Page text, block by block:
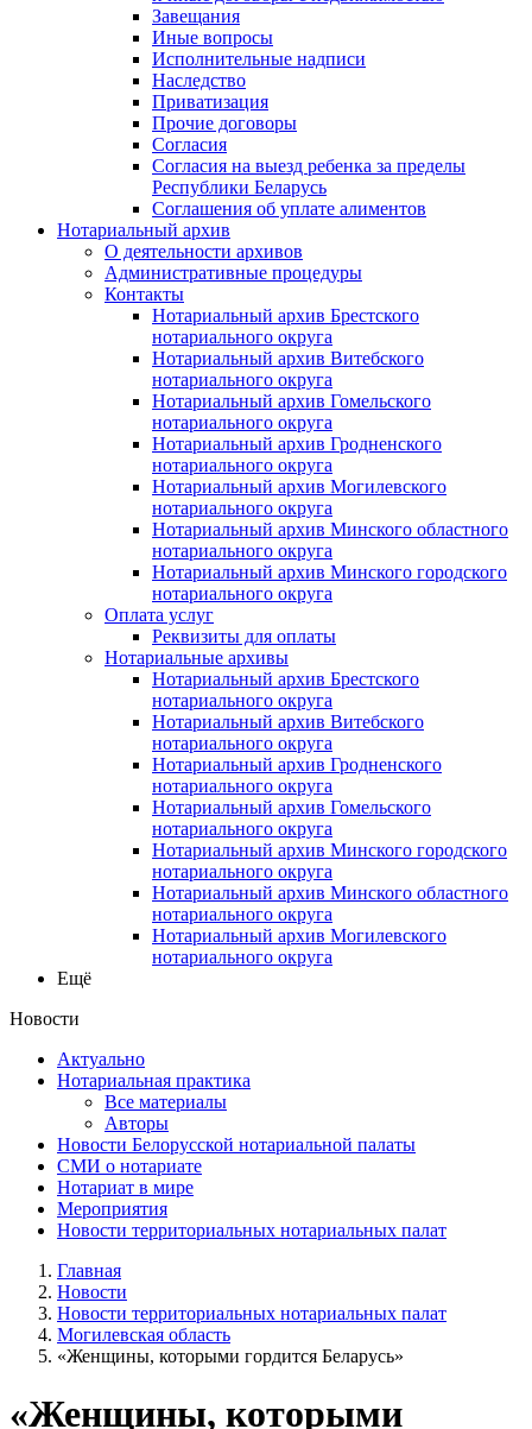
Завещания
Иные вопросы
Исполнительные надписи
Наследство
Приватизация
Прочие договоры
Согласия
Согласия на выезд ребенка за пределы
Республики Беларусь
Соглашения об уплате алиментов
Нотариальный архив
О деятельности архивов
Административные процедуры
Контакты
Нотариальный архив Брестского
нотариального округа
Нотариальный архив Витебского
нотариального округа
Нотариальный архив Гомельского
нотариального округа
Нотариальный архив Гродненского
нотариального округа
Нотариальный архив Могилевского
нотариального округа
Нотариальный архив Минского областного
нотариального округа
Нотариальный архив Минского городского
нотариального округа
Оплата услуг
Реквизиты для оплаты
Нотариальные архивы
Нотариальный архив Брестского
нотариального округа
Нотариальный архив Витебского
нотариального округа
Нотариальный архив Гродненского
нотариального округа
Нотариальный архив Гомельского
нотариального округа
Нотариальный архив Минского городского
нотариального округа
Нотариальный архив Минского областного
нотариального округа
Нотариальный архив Могилевского
нотариального округа
Ещё
Новости
Актуально
Нотариальная практика
Все материалы
Авторы
Новости Белорусской нотариальной палаты
СМИ о нотариате
Нотариат в мире
Мероприятия
Новости территориальных нотариальных палат
Главная
Новости
Новости территориальных нотариальных палат
Могилевская область
«Женщины, которыми гордится Беларусь»
«Женщины, которыми